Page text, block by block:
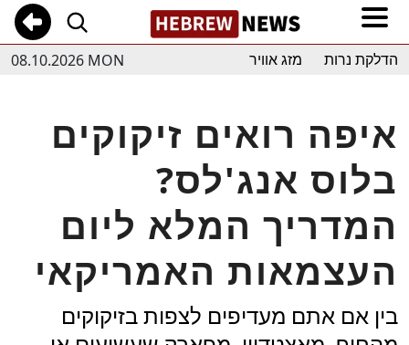
08.10.2026 MON הדלקת נרות מזג אוויר
איפה רואים זיקוקים
בלוס אנג'לס?
המדריך המלא ליום
העצמאות האמריקאי
בין אם אתם מעדיפים לצפות בזיקוקים